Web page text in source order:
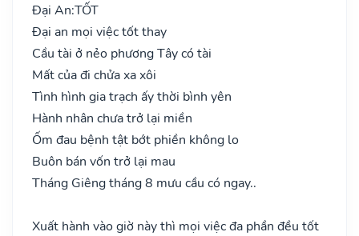
Đại An:TỐT
Đại an mọi việc tốt thay
Cầu tài ở nẻo phương Tây có tài
Mất của đi chửa xa xôi
Tình hình gia trạch ấy thời bình yên
Hành nhân chưa trở lại miền
Ốm đau bệnh tật bớt phiền không lo
Buôn bán vốn trở lại mau
Tháng Giêng tháng 8 mưu cầu có ngay..
Xuất hành vào giờ này thì mọi việc đa phần đều tốt